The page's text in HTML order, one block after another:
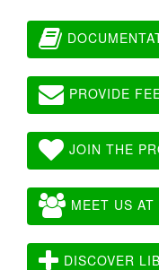
PROVIDE
JOIN THE
MEET US AT
DISCOVER